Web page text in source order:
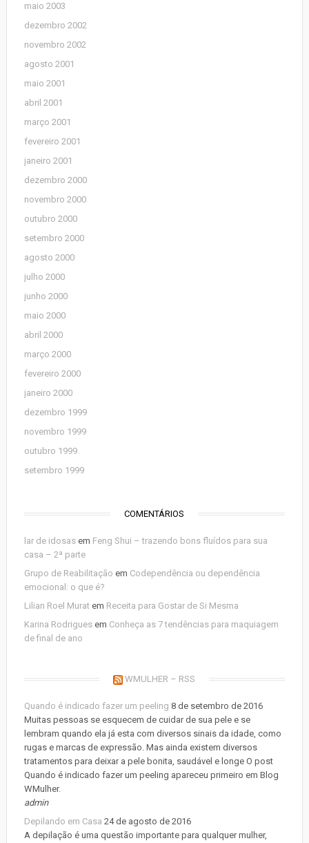
maio 2003
dezembro 2002
novembro 2002
agosto 2001
maio 2001
abril 2001
março 2001
fevereiro 2001
janeiro 2001
dezembro 2000
novembro 2000
outubro 2000
setembro 2000
agosto 2000
julho 2000
junho 2000
maio 2000
abril 2000
março 2000
fevereiro 2000
janeiro 2000
dezembro 1999
novembro 1999
outubro 1999
setembro 1999
COMENTÁRIOS
lar de idosasem Feng Shui – trazendo bons fluídos para sua
casa – 2ª parte
Grupo de Reabilitação em Codependência ou dependência
emocional: o que é?
Lilian Roel Muratem Receita para Gostar de Si Mesma
Karina Rodriguesem Conheça as 7 tendências para maquiagem
de final de ano
WMULHER – RSS
Quando é indicado fazer um peeling 8 de setembro de 2016
Muitas pessoas se esquecem de cuidar de sua pele e se
lembram quando ela já esta com diversos sinais da idade, como
rugas e marcas de expressão. Mas ainda existem diversos
tratamentos para deixar a pele bonita, saudável e longe O post
Quando é indicado fazer um peeling apareceu primeiro em Blog
WMulher.
admin
Depilando em Casa 24 de agosto de 2016
A depilação é uma questão importante para qualquer mulher,